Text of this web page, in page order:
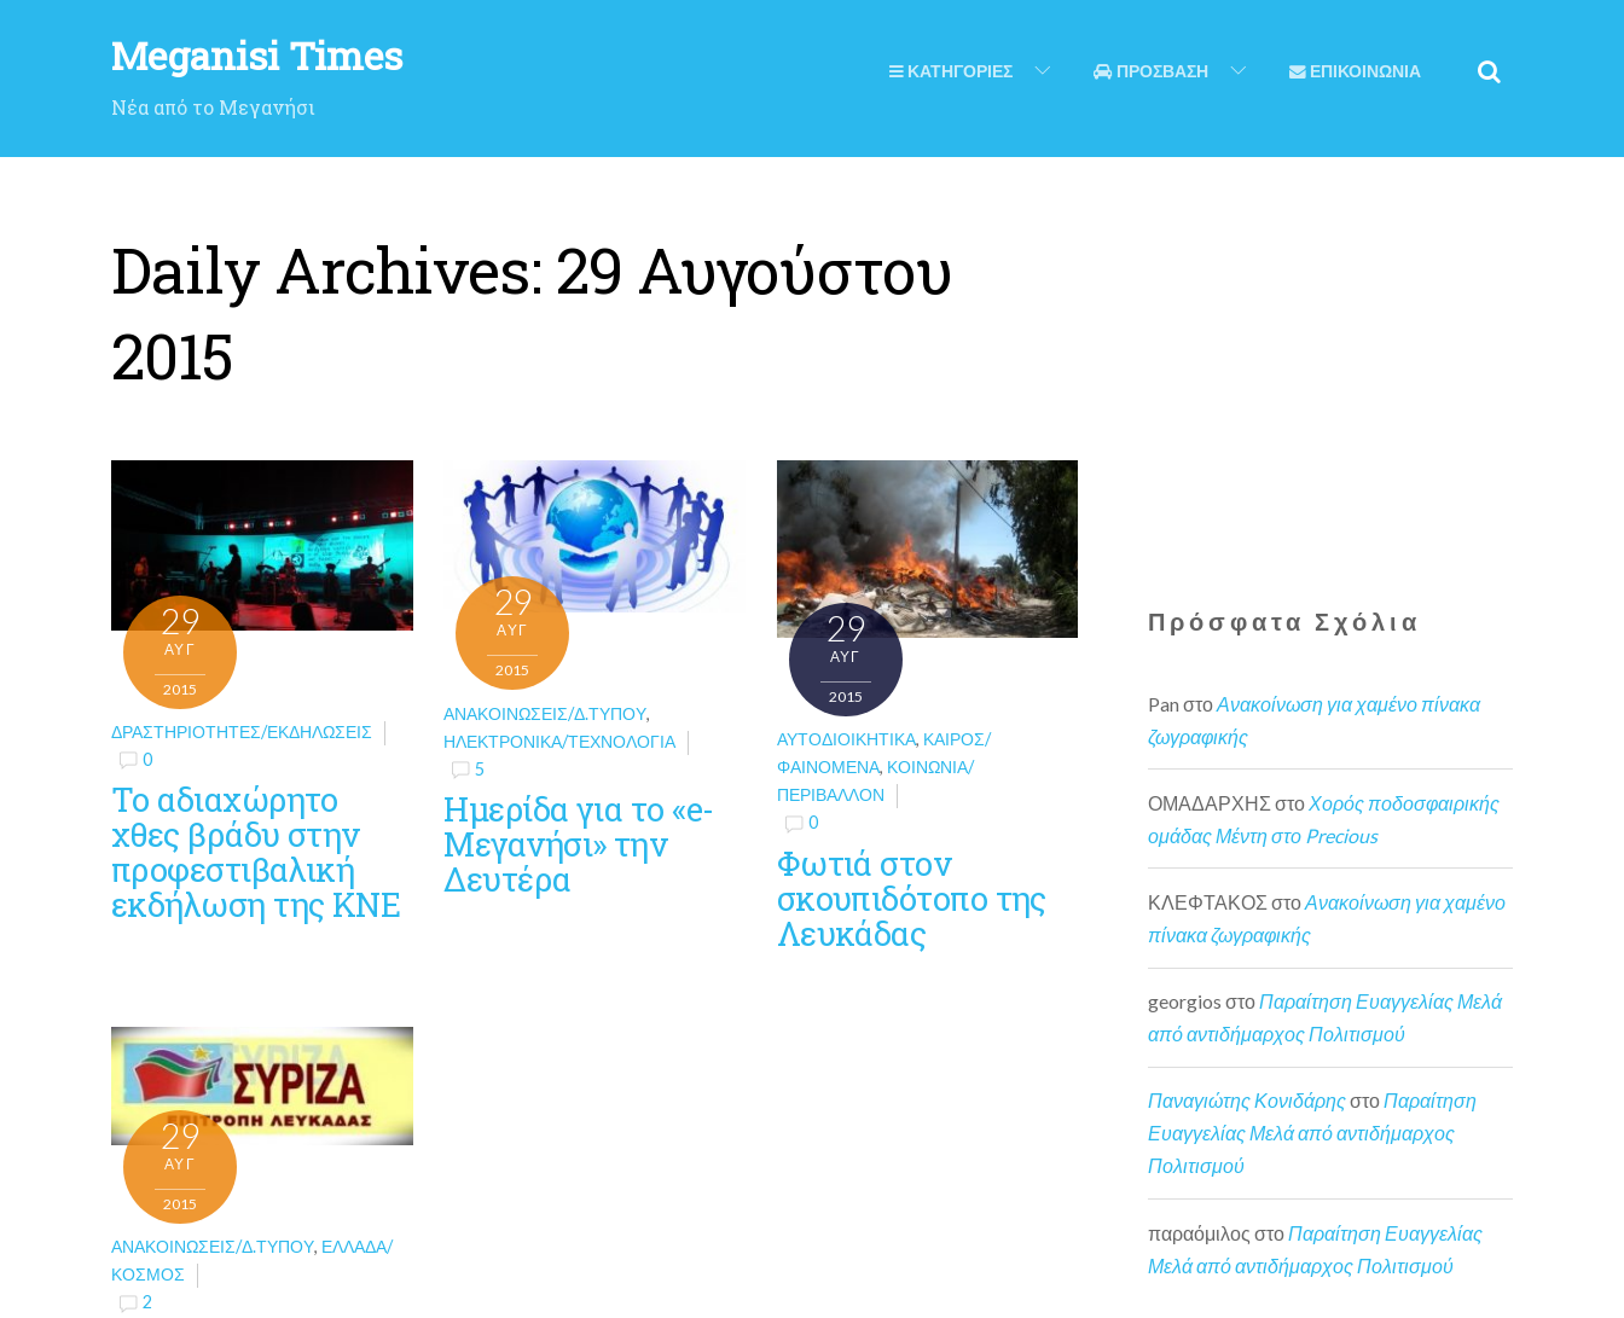
Meganisi Times
Νέα από το Μεγανήσι
ΚΑΤΗΓΟΡΙΕΣ ΠΡΟΣΒΑΣΗ ΕΠΙΚΟΙΝΩΝΙΑ
Daily Archives: 29 Αυγούστου
2015
29
ΑΥΓ
2015
ΔΡΑΣΤΗΡΙΌΤΗΤΕΣ/ΕΚΔΗΛΏΣΕΙΣ
0
Το αδιαχώρητο
χθες βράδυ στην
προφεστιβαλική
εκδήλωση της ΚΝΕ
29
ΑΥΓ
2015
ΑΝΑΚΟΙΝΏΣΕΙΣ/Δ.ΤΎΠΟΥ,
ΗΛΕΚΤΡΟΝΙΚΆ/ΤΕΧΝΟΛΟΓΊΑ
5
Ημερίδα για το «e-
Μεγανήσι» την
Δευτέρα
29
ΑΥΓ
2015
ΑΥΤΟΔΙΟΙΚΗΤΙΚΆ, ΚΑΙΡΌΣ/
ΦΑΙΝΌΜΕΝΑ, ΚΟΙΝΩΝΊΑ/
ΠΕΡΙΒΆΛΛΟΝ
0
Φωτιά στον
σκουπιδότοπο της
Λευκάδας
29
ΑΥΓ
2015
ΑΝΑΚΟΙΝΏΣΕΙΣ/Δ.ΤΎΠΟΥ, ΕΛΛΆΔΑ/
ΚΌΣΜΟΣ
2
Πρόσφατα Σχόλια
Pan στοΑνακοίνωση για χαμένο πίνακα
ζωγραφικής
ΟΜΑΔΑΡΧΗΣ στο Χορός ποδοσφαιρικής
ομάδας Μέντη στο Precious
ΚΛΕΦΤΑΚΟΣ στοΑνακοίνωση για χαμένο
πίνακα ζωγραφικής
georgios στοΠαραίτηση Ευαγγελίας Μελά
από αντιδήμαρχος Πολιτισμού
Παναγιώτης ΚονιδάρηςστοΠαραίτηση
Ευαγγελίας Μελά από αντιδήμαρχος
Πολιτισμού
παραόμιλος στο Παραίτηση Ευαγγελίας
Μελά από αντιδήμαρχος Πολιτισμού